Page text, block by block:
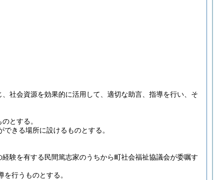
社会資源を効果的に活用して、適切な助言、指導を行い、そ
とする。
きる場所に設けるものとする。
験を有する民間篤志家のうちから町社会福祉協議会が委嘱す
行うものとする。